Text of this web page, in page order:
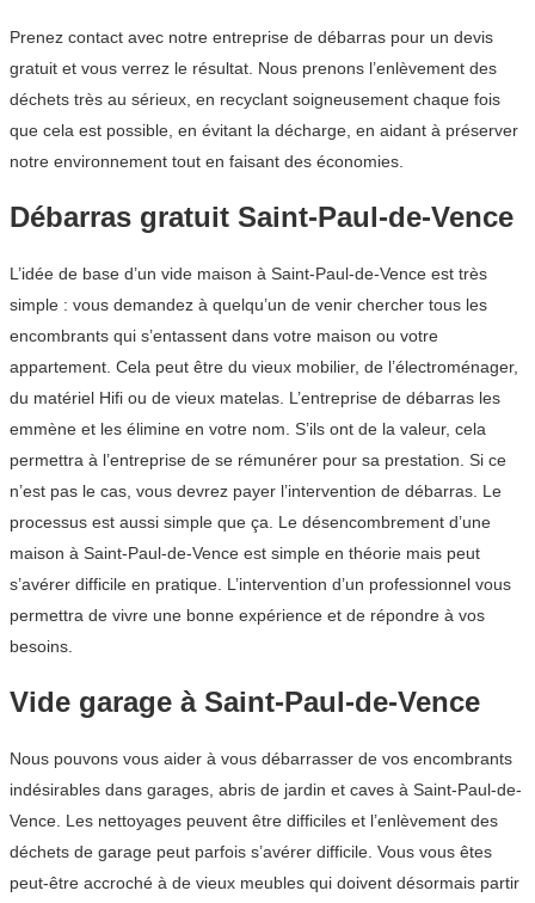
Prenez contact avec notre entreprise de débarras pour un devis
gratuit et vous verrez le résultat. Nous prenons l’enlèvement des
déchets très au sérieux, en recyclant soigneusement chaque fois
que cela est possible, en évitant la décharge, en aidant à préserver
notre environnement tout en faisant des économies.
Débarras gratuit Saint-Paul-de-Vence
L’idée de base d’un vide maison à Saint-Paul-de-Vence est très
simple : vous demandez à quelqu’un de venir chercher tous les
encombrants qui s’entassent dans votre maison ou votre
appartement. Cela peut être du vieux mobilier, de l’électroménager,
du matériel Hifi ou de vieux matelas. L’entreprise de débarras les
emmène et les élimine en votre nom. S’ils ont de la valeur, cela
permettra à l’entreprise de se rémunérer pour sa prestation. Si ce
n’est pas le cas, vous devrez payer l’intervention de débarras. Le
processus est aussi simple que ça. Le désencombrement d’une
maison à Saint-Paul-de-Vence est simple en théorie mais peut
s’avérer difficile en pratique. L’intervention d’un professionnel vous
permettra de vivre une bonne expérience et de répondre à vos
besoins.
Vide garage à Saint-Paul-de-Vence
Nous pouvons vous aider à vous débarrasser de vos encombrants
indésirables dans garages, abris de jardin et caves à Saint-Paul-de-
Vence. Les nettoyages peuvent être difficiles et l’enlèvement des
déchets de garage peut parfois s’avérer difficile. Vous vous êtes
peut-être accroché à de vieux meubles qui doivent désormais partir